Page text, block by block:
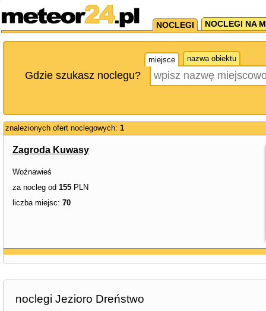
NOCLEGI NOCLEGI NA
miejsce nazwa obiektu
Gdzie szukasz noclegu?
znalezionych ofert noclegowych: 1
Zagroda Kuwasy
Woźnawieś
za nocleg od 155 PLN
liczba miejsc: 70
noclegi Jezioro Dreństwo